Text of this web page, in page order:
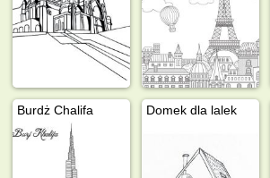
Burdż Chalifa Domek dla lalek